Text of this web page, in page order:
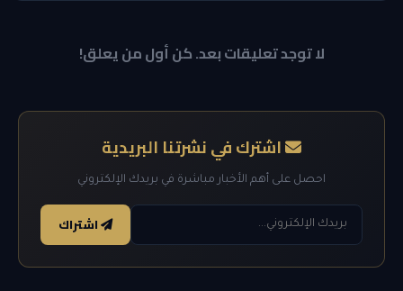
لا توجد تعليقات بعد. كن أول من يعلق!
اشترك في نشرتنا البريدية
احصل على أهم الأخبار مباشرة في بريدك الإلكتروني
اشتراك